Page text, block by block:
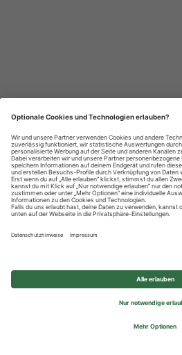
Impressum
Privatsphäre-
© 2026 REWE Group - All